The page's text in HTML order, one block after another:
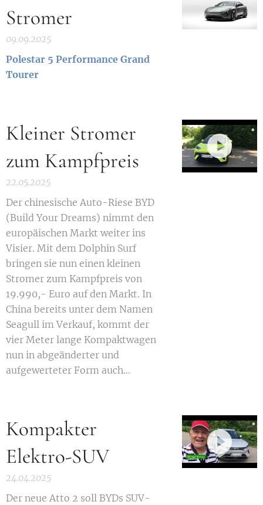
Stromer
09.09.2025
Polestar 5 Performance Grand
Tourer
Kleiner Stromer
zum Kampfpreis
22.05.2025
Der chinesische Auto-Riese BYD
(Build Your Dreams) nimmt den
europäischen Markt weiter ins
Visier. Mit dem Dolphin Surf
bringen sie nun einen kleinen
Stromer zum Kampfpreis von
19.990,- Euro auf den Markt. In
China bereits unter dem Namen
Seagull im Verkauf, kommt der
vier Meter lange Kompaktwagen
nun in abgeänderter und
aufgewerteter Form auch...
Kompakter
Elektro-SUV
24.04.2025
Der neue Atto 2 soll BYDs SUV-